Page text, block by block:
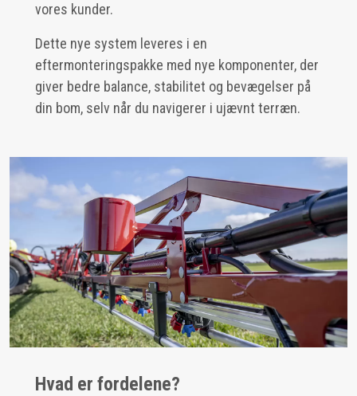
vores kunder.
Dette nye system leveres i en
eftermonteringspakke med nye komponenter, der
giver bedre balance, stabilitet og bevægelser på
din bom, selv når du navigerer i ujævnt terræn.
Hvad er fordelene?